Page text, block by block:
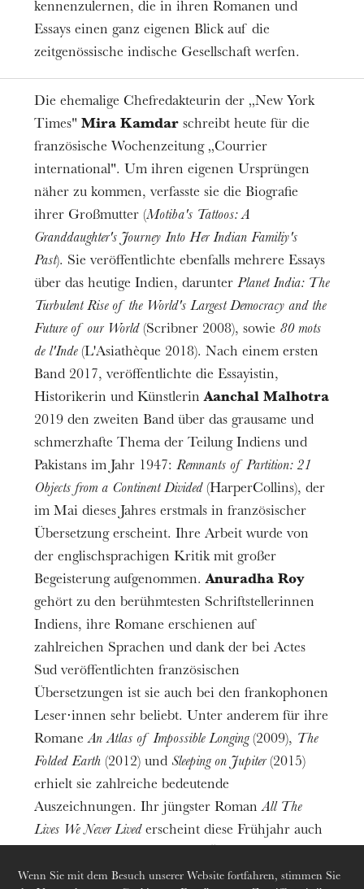
Wenn Sie mit dem Besuch unserer Website fortfahren, stimmen Sie
Die OnR mit euch
Führungen durch die Oper
kennenzulernen, die in ihren Romanen und
Essays einen ganz eigenen Blick auf die
zeitgenössische indische Gesellschaft werfen.
Die ehemalige Chefredakteurin der „New York
Times"Mira Kamdar schreibt heute für die
französische Wochenzeitung „Courrier
international". Um ihren eigenen Ursprüngen
näher zu kommen, verfasste sie die Biografie
ihrer Großmutter (Motiba's Tattoos: A
Granddaughter's Journey Into Her Indian Familiy's
Past). Sie veröffentlichte ebenfalls mehrere Essays
über das heutige Indien, darunterPlanet India: The
Turbulent Rise of the World's Largest Democracy and the
Future of our World (Scribner 2008), sowie 80 mots
de l'Inde(L'Asiathèque 2018). Nach einem ersten
Band 2017, veröffentlichte die Essayistin,
Historikerin und KünstlerinAanchal Malhotra
2019 den zweiten Band über das grausame und
schmerzhafte Thema der Teilung Indiens und
Pakistans im Jahr 1947:Remnants of Partition: 21
Objects from a Continent Divided (HarperCollins), der
im Mai dieses Jahres erstmals in französischer
Übersetzung erscheint. Ihre Arbeit wurde von
der englischsprachigen Kritik mit großer
Begeisterung aufgenommen.Anuradha Roy
gehört zu den berühmtesten Schriftstellerinnen
Indiens, ihre Romane erschienen auf
zahlreichen Sprachen und dank der bei Actes
Sud veröffentlichten französischen
Übersetzungen ist sie auch bei den frankophonen
Leser⋅innen sehr beliebt. Unter anderem für ihre
RomaneAn Atlas of Impossible Longing(2009), The
Folded Earth (2012) und Sleeping on Jupiter(2015)
erhielt sie zahlreiche bedeutende
Auszeichnungen. Ihr jüngster RomanAll The
Lives We Never Lived erscheint diese Frühjahr auch
Werner Löcher-Lawrence:Der Garten meiner Mutter